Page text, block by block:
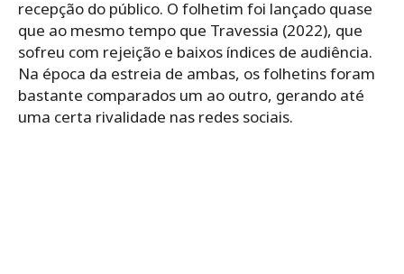
recepção do público. O folhetim foi lançado quase
que ao mesmo tempo que Travessia (2022), que
sofreu com rejeição e baixos índices de audiência.
Na época da estreia de ambas, os folhetins foram
bastante comparados um ao outro, gerando até
uma certa rivalidade nas redes sociais.